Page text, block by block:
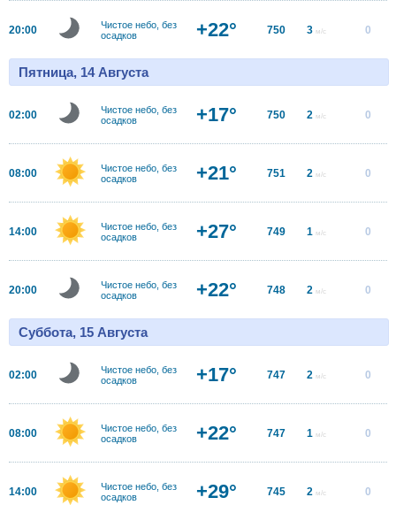
20:00
Чистое небо, без
осадков
+22° 750 3 м/с 0
Пятница, 14 Августа
02:00
Чистое небо, без
осадков
+17° 750 2 м/с 0
08:00
Чистое небо, без
осадков
+21° 751 2 м/с 0
14:00
Чистое небо, без
осадков
+27° 749 1 м/с 0
20:00
Чистое небо, без
осадков
+22° 748 2 м/с 0
Суббота, 15 Августа
02:00
Чистое небо, без
осадков
+17° 747 2 м/с 0
08:00
Чистое небо, без
осадков
+22° 747 1 м/с 0
14:00
Чистое небо, без
осадков
+29° 745 2 м/с 0